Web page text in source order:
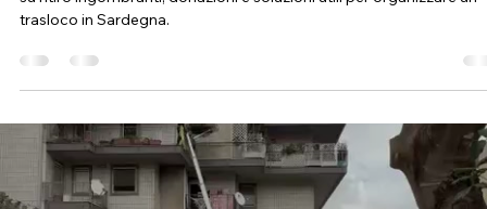
Scopri come smaltire i vecchi mobili prima del trasloco: guida
trasloco in Sardegna.